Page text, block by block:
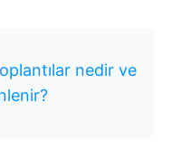
nedir ve